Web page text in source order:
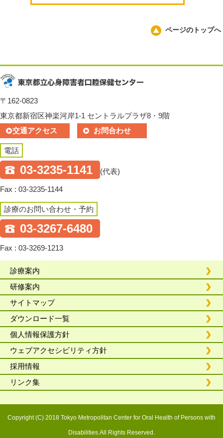
ページのトップへ
〒162-0823
東京都新宿区神楽河岸1-1 セントラルプラザ8・9階
交通アクセス
お問合わせ
電話
03-3235-1141 (代表)
Fax : 03-3235-1144
診療のお問い合わせ・予約
03-3267-6480
Fax : 03-3269-1213
診療案内
研修案内
サイトマップ
ダウンロード一覧
個人情報保護方針
ウェブアクセシビリティ方針
採用情報
リンク集
Copyright (C) 2018 Tokyo Metropolitan Center for Oral Health of Persons with
Disabilities.All Rights Reserved.